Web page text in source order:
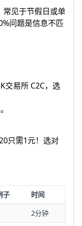
常见于节假日或单
问题是信息不匹
交易所 C2C，选
只需1元！选对
子
时间
2分钟